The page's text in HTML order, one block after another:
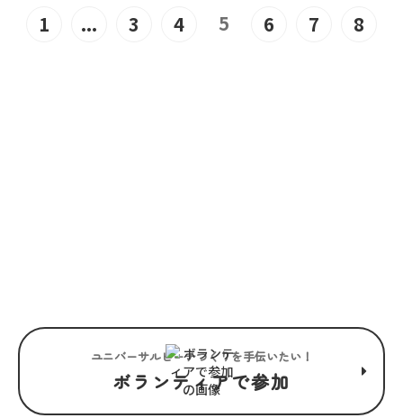
1 ... 3 4 5 6 7 8
ユニバーサルビーチつくりを手伝いたい！
ボランティアで参加